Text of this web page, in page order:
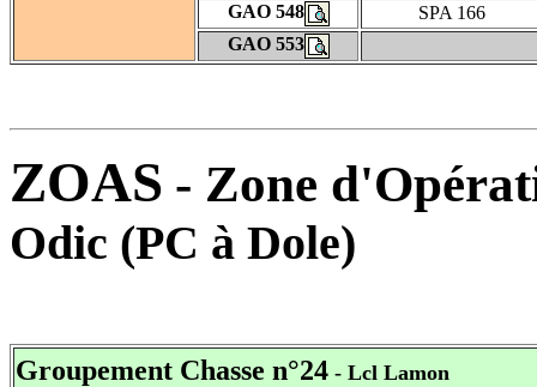
GAO 548
SPA 166
GAO 553
ZOAS - Zone
Odic (PC à Dole)
Groupement Chasse n°24 - Lcl Lamon